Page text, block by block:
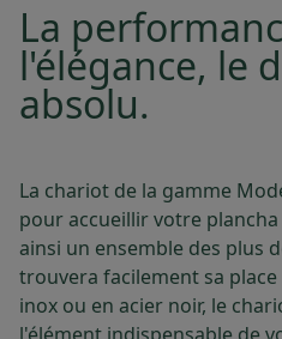
La
l'élégance, le
absolu.
La chariot de la gamme
pour accueillir votre
ainsi un ensemble des plus
trouvera facilement sa
inox ou en acier noir, le